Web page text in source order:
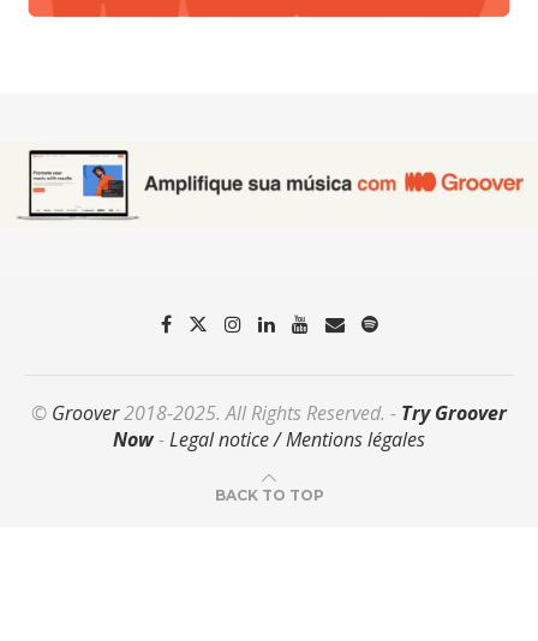
© Groover2018-2025. All Rights Reserved. - Try Groover
Now-Legal notice / Mentions légales
BACK TO TOP